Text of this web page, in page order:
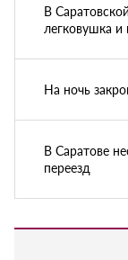
В
легковушка и
На ночь
В Саратове
переезд